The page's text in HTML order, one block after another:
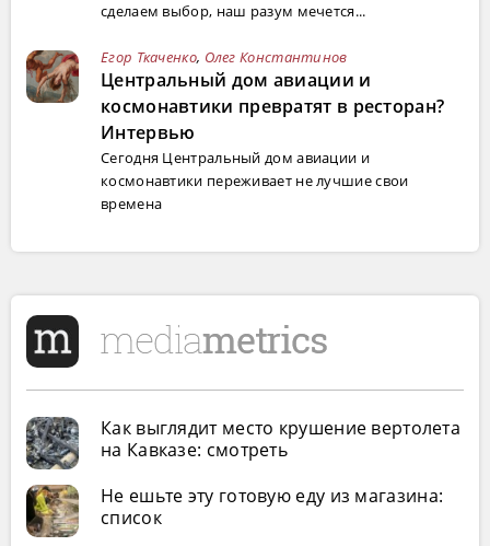
сделаем выбор, наш разум мечется...
Егор Ткаченко, Олег Константинов
Центральный дом авиации и
космонавтики превратят в ресторан?
Интервью
Сегодня Центральный дом авиации и
космонавтики переживает не лучшие свои
времена
Как выглядит место крушение вертолета
на Кавказе: смотреть
Не ешьте эту готовую еду из магазина:
список